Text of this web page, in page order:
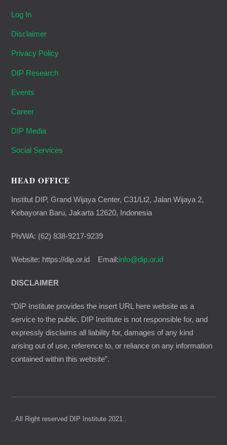
Log In
Disclaimer
Privacy Policy
DIP Research
Events
Career
DIP Media
Social Services
HEAD OFFICE
Institut DIP, Grand Wijaya Center, C31/Lt2, Jalan Wijaya 2,
Kebayoran Baru, Jakarta 12620, Indonesia
Ph/WA: (62) 838-9217-9239
Website: https://dip.or.id Email:info@dip.or.id
DISCLAIMER
“DIP Institute provides the insert URL here website as a
service to the public. DIP Institute is not responsible for, and
expressly disclaims all liability for, damages of any kind
arising out of use, reference to, or reliance on any information
contained within this website”.
..All Right reserved DIP Institute 2021..